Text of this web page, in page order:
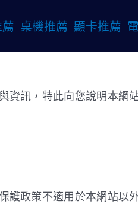
桌機推薦 顯卡推薦
資訊，特此向您說明本網
護政策不適用於本網站以